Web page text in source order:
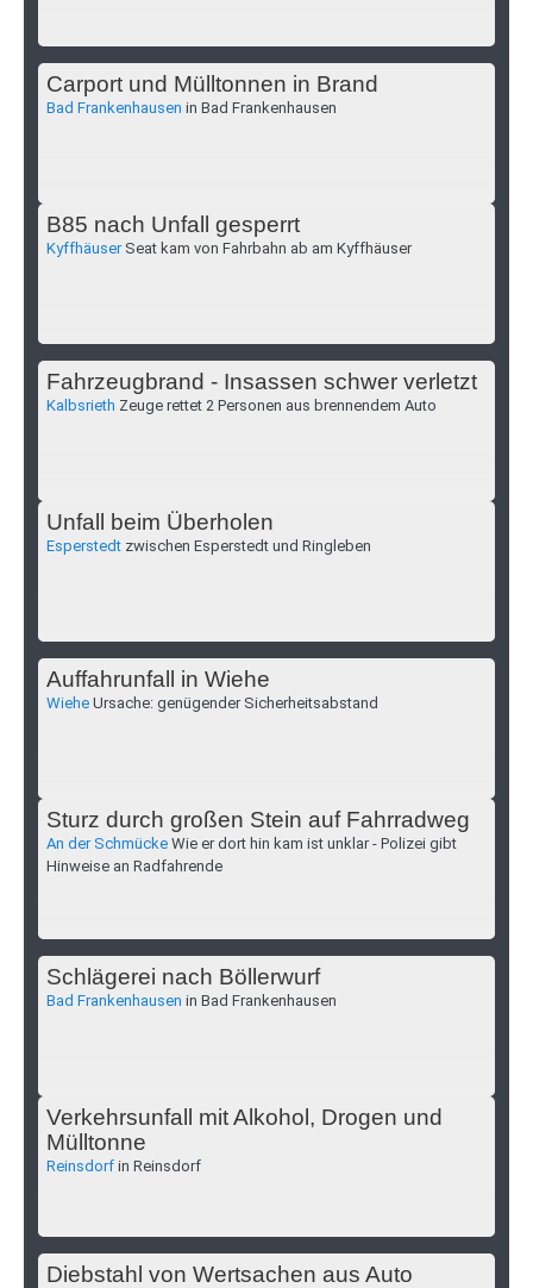
Carport und Mülltonnen in Brand
Bad Frankenhausen in Bad Frankenhausen
B85 nach Unfall gesperrt
KyffhäuserSeat kam von Fahrbahn ab am Kyffhäuser
Fahrzeugbrand - Insassen schwer verletzt
Kalbsrieth Zeuge rettet 2 Personen aus brennendem Auto
Unfall beim Überholen
Esperstedt zwischen Esperstedt und Ringleben
Auffahrunfall in Wiehe
Wiehe Ursache: genügender Sicherheitsabstand
Sturz durch großen Stein auf Fahrradweg
An der Schmücke Wie er dort hin kam ist unklar - Polizei gibt
Hinweise an Radfahrende
Schlägerei nach Böllerwurf
Bad Frankenhausen in Bad Frankenhausen
Verkehrsunfall mit Alkohol, Drogen und
Mülltonne
Reinsdorf in Reinsdorf
Diebstahl von Wertsachen aus Auto